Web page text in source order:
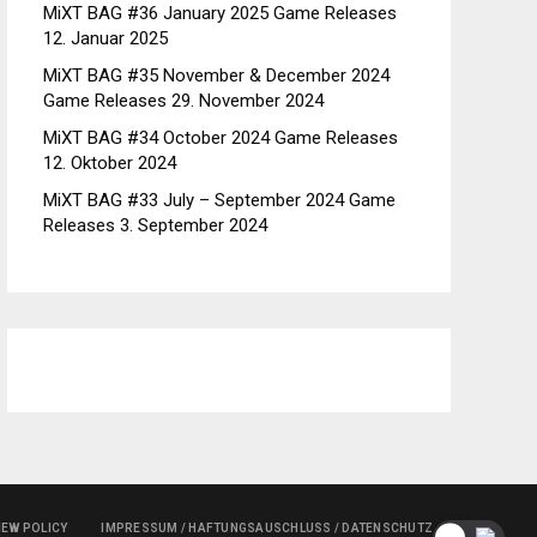
MiXT BAG #36 January 2025 Game Releases
12. Januar 2025
MiXT BAG #35 November & December 2024
Game Releases 29. November 2024
MiXT BAG #34 October 2024 Game Releases
12. Oktober 2024
MiXT BAG #33 July – September 2024 Game
Releases 3. September 2024
POLICY IMPRESSUM / HAFTUNGSAUSCHLUSS / DATENSCHUTZ